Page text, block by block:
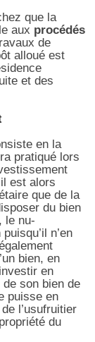
que la
aux procédés
de
alloué est
et des
en la
pratiqué lors
est alors
que de la
du bien
le nu-
n’en
bien, en
en
son bien de
puisse en
l’usufruitier
du